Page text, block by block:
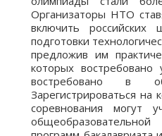
Организаторы НТО
включить российских
подготовки
предложив им
которых
востребовано в
Зарегистрироваться
соревнования могут